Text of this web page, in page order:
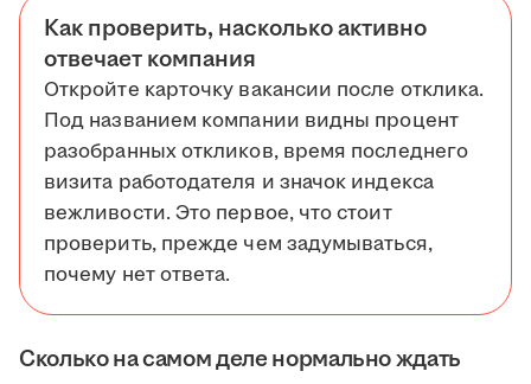
Как проверить, насколько активно
отвечает компания
Откройте карточку вакансии после отклика.
Под названием компании видны процент
разобранных откликов, время последнего
визита работодателя и значок индекса
вежливости. Это первое, что стоит
проверить, прежде чем задумываться,
почему нет ответа.
Сколько на самом деле нормально ждать